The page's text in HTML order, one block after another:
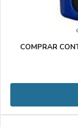
COMPRAR